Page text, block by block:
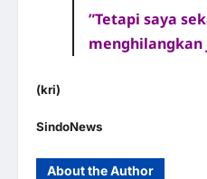
‎”Tetapi saya
menghilangkan
(kri)
SindoNews
About the Author